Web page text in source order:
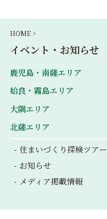
HOME >
イベント・お知らせ
鹿児島・南薩エリア
姶良・霧島エリア
大隅エリア
北薩エリア
住まいづくり探検ツアー
お知らせ
メディア掲載情報